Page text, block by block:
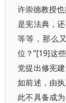
许崇德教授
是宪法典，
等等，那么
位？”[19]这
党提出修宪
如前述，由
此不具备成